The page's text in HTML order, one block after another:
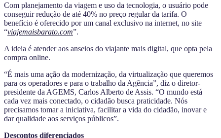
Com planejamento da viagem e uso da tecnologia, o usuário pode
conseguir redução de até 40% no preço regular da tarifa. O
benefício é oferecido por um canal exclusivo na internet, no site
“viajemaisbarato.com”.
A ideia é atender aos anseios do viajante mais digital, que opta pela
compra online.
“É mais uma ação da modernização, da virtualização que queremos
para os operadores e para o trabalho da Agência”, diz o diretor-
presidente da AGEMS, Carlos Alberto de Assis. “O mundo está
cada vez mais conectado, o cidadão busca praticidade. Nós
precisamos tomar a iniciativa, facilitar a vida do cidadão, inovar e
dar qualidade aos serviços públicos”.
Descontos diferenciados